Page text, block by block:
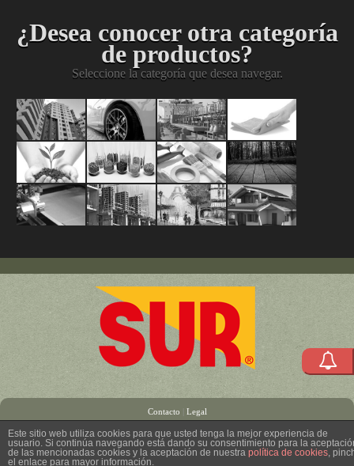
¿Desea conocer otra categoría
de productos?
Seleccione la categoría que desea navegar.
Pinturas
Arquitectónicas
y
Revestimientos
Acabados
Automotrices
Industrial
/
Marino
y
Polímeros
y
Agropecuario
Materias
Primas
para
la
Industria
División
HEA
Equipos
y
Accesorios)
para
Madera
Adhesivos
Productos
para
Construcción
Productos
para
Artistas
Sistema
MKS
Contacto Legal
Este sitio web utiliza cookies para que usted tenga la mejor experiencia de
usuario. Si continúa navegando está dando su consentimiento para la
de las mencionadas cookies y la aceptación de nuestra política de cookies,
el enlace para mayor información.